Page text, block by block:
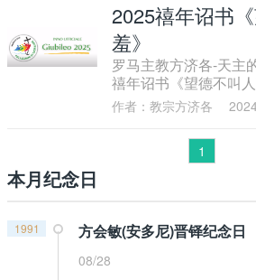
教区动态
教区简介
2025禧年诏书
羞》
罗马主教方济各-天主
禧年诏书《望德不叫
书者，心中希望满溢。
作者：教宗方济各
1
本月纪念日
1991 方会敏(安多尼)晋铎纪念日
08/28